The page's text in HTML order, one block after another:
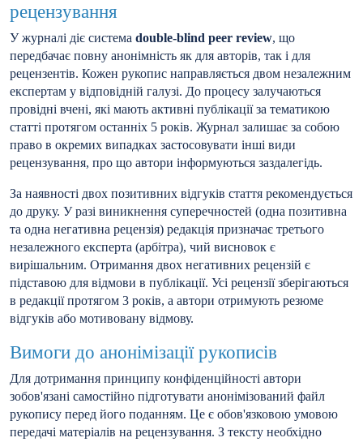
рецензування
У журналі діє система double-blind peer review, що
передбачає повну анонімність як для авторів, так і для
рецензентів. Кожен рукопис направляється двом незалежним
експертам у відповідній галузі. До процесу залучаються
провідні вчені, які мають активні публікації за тематикою
статті протягом останніх 5 років. Журнал залишає за собою
право в окремих випадках застосовувати інші види
рецензування, про що автори інформуються заздалегідь.
За наявності двох позитивних відгуків стаття рекомендується
до друку. У разі виникнення суперечностей (одна позитивна
та одна негативна рецензія) редакція призначає третього
незалежного експерта (арбітра), чий висновок є
вирішальним. Отримання двох негативних рецензій є
підставою для відмови в публікації. Усі рецензії зберігаються
в редакції протягом 3 років, а автори отримують резюме
відгуків або мотивовану відмову.
Вимоги до анонімізації рукописів
Для дотримання принципу конфіденційності автори
зобов'язані самостійно підготувати анонімізований файл
рукопису перед його поданням. Це є обов'язковою умовою
передачі матеріалів на рецензування. З тексту необхідно